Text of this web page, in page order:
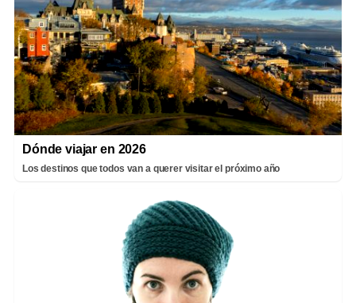
Dónde viajar en 2026
Los destinos que todos van a querer visitar el próximo año